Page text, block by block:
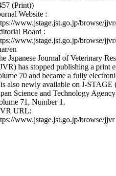
(Print))
Website :
www.jstage.jst.go.jp/browse/
Board :
www.jstage.jst.go.jp/browse/
en
Japanese Journal of Veterinary
has stopped publishing a print
70 and became a fully
also newly available on J-STAGE
Science and Technology
71, Number 1.
URL:
www.jstage.jst.go.jp/browse/jjvr